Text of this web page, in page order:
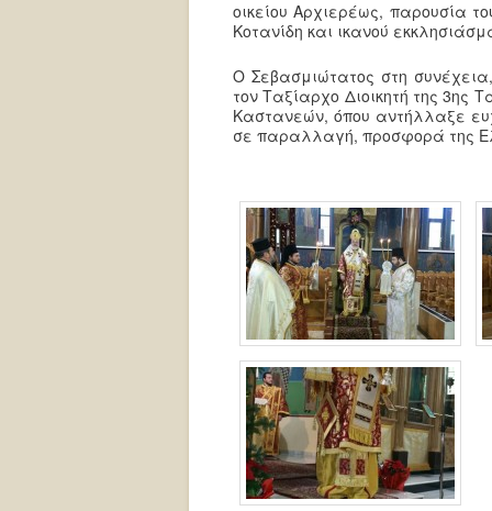
οικείου Αρχιερέως, παρουσία
Κοτανίδη και ικανού
Ο Σεβασμιώτατος στη
τον Ταξίαρχο Διοικητή της 3ης
Καστανεών, όπου αντήλλαξε
σε παραλλαγή, προσφορά της